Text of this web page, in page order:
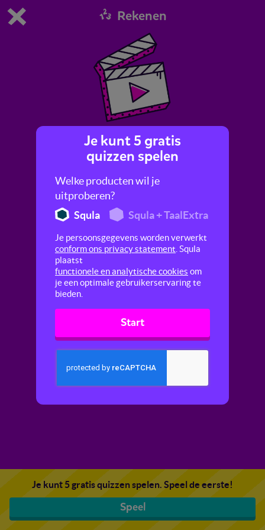
Dit is de gratis demo van Squla.
Bestel nu
0
Rekenen
Procenten als breuk en kommagetal
Dit filmpje laat je zien hoe je percentages en
breuken kunt opschrijven als kommagetallen.
Je kunt 5 gratis quizzen spelen. Speel de eerste!
Speel
Je kunt 5 gratis
quizzen spelen
Welke producten wil je
uitproberen?
Squla
Squla + TaalExtra
Je persoonsgegevens worden verwerkt
conform ons privacy statement . Squla
plaatst
functionele en analytische cookies om
je een optimale gebruikerservaring te
bieden.
Start